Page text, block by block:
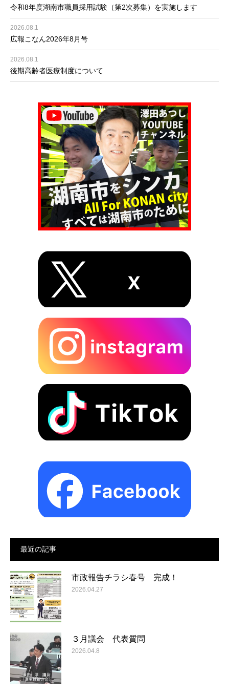
令和8年度湖南市職員採用試験（第2次募集）を実施します
2026.08.1
広報こなん2026年8月号
2026.08.1
後期高齢者医療制度について
最近の記事
市政報告チラシ春号 完成！
2026.04.27
３月議会 代表質問
2026.04.8